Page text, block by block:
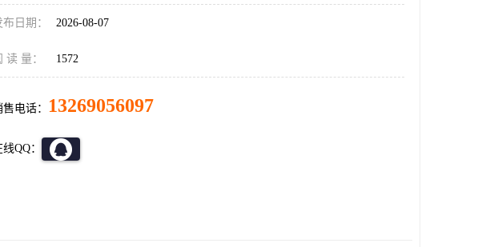
布日期： 2026-08-07
读 量： 1572
售电话： 13269056097
QQ：